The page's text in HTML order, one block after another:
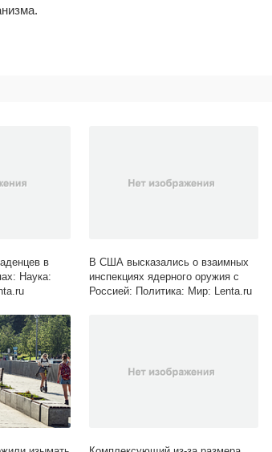
в
Наука:
В США высказались о взаимных
инспекциях ядерного оружия с
Россией: Политика: Мир: Lenta.ru